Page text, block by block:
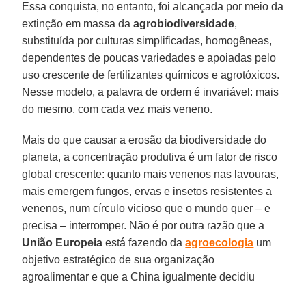
Essa conquista, no entanto, foi alcançada por meio da
extinção em massa daagrobiodiversidade,
substituída por culturas simplificadas, homogêneas,
dependentes de poucas variedades e apoiadas pelo
uso crescente de fertilizantes químicos e agrotóxicos.
Nesse modelo, a palavra de ordem é invariável: mais
do mesmo, com cada vez mais veneno.
Mais do que causar a erosão da biodiversidade do
planeta, a concentração produtiva é um fator de risco
global crescente: quanto mais venenos nas lavouras,
mais emergem fungos, ervas e insetos resistentes a
venenos, num círculo vicioso que o mundo quer – e
precisa – interromper. Não é por outra razão que a
União Europeia está fazendo daagroecologia um
objetivo estratégico de sua organização
agroalimentar e que a China igualmente decidiu